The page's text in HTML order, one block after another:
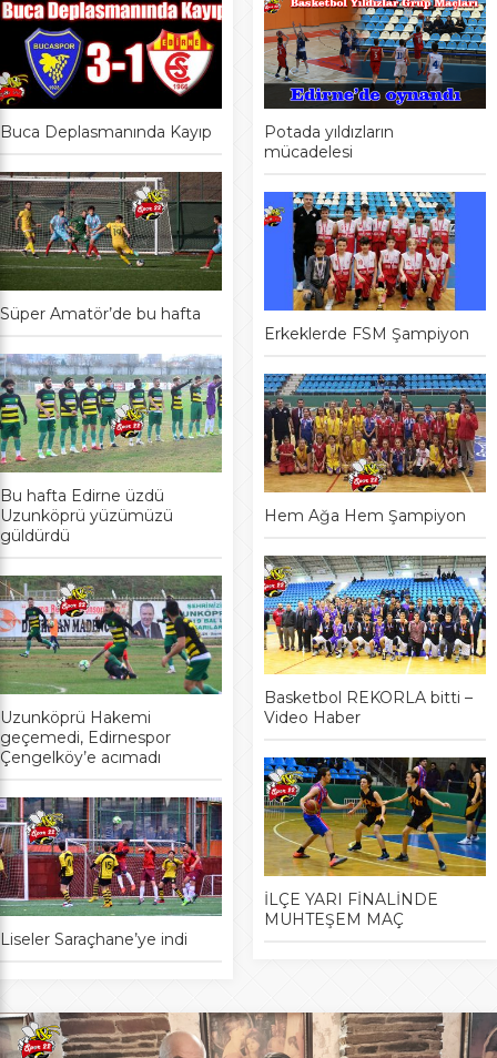
Buca Deplasmanında Kayıp
Süper Amatör’de bu hafta
Bu hafta Edirne üzdü
Uzunköprü yüzümüzü
güldürdü
Uzunköprü Hakemi
geçemedi, Edirnespor
Çengelköy’e acımadı
Liseler Saraçhane’ye indi
Potada yıldızların
mücadelesi
Erkeklerde FSM Şampiyon
Hem Ağa Hem Şampiyon
Basketbol REKORLA bitti –
Video Haber
İLÇE YARI FİNALİNDE
MUHTEŞEM MAÇ